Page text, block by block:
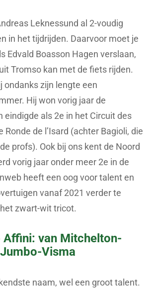
Leknessund al 2-voudig
in het tijdrijden. Daarvoor moet je
Edvald Boasson Hagen verslaan,
Tromso kan met de fiets rijden.
ondanks zijn lengte een
Hij won vorig jaar de
eindigde als 2e in het Circuit des
Ronde de l’Isard (achter Bagioli, die
profs). Ook bij ons kent de Noord
vorig jaar onder meer 2e in de
heeft een oog voor talent en
vanaf 2021 verder te
zwart-wit tricot.
Affini: van Mitchelton-
Visma
naam, wel een groot talent.